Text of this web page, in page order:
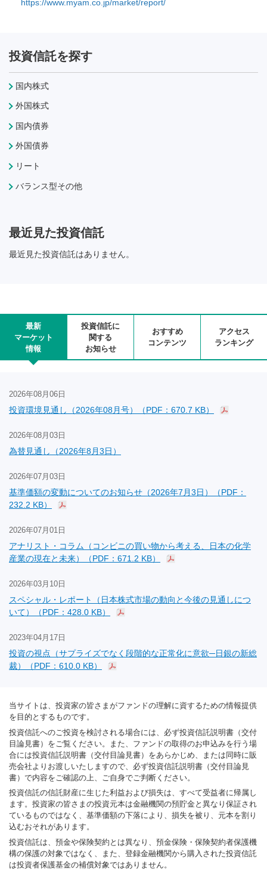
https://www.myam.co.jp/market/report/
投資信託を探す
国内株式
外国株式
国内債券
外国債券
リート
バランス型その他
最近見た投資信託
最近見た投資信託はありません。
最新
マーケット
情報
投資信託に
関する
お知らせ
おすすめ
コンテンツ
アクセス
ランキング
2026年08月06日
投資環境見通し（2026年08月号）（PDF：670.7 KB）
2026年08月03日
為替見通し（2026年8月3日）
2026年07月03日
基準価額の変動についてのお知らせ（2026年7月3日）（PDF：
232.2 KB）
2026年07月01日
アナリスト・コラム（コンビニの買い物から考える、日本の化学
産業の現在と未来）（PDF：671.2 KB）
2026年03月10日
スペシャル・レポート（日本株式市場の動向と今後の見通しにつ
いて）（PDF：428.0 KB）
2023年04月17日
投資の視点（サプライズでなく段階的な正常化に意欲─日銀の新総
裁）（PDF：610.0 KB）
当サイトは、投資家の皆さまがファンドの理解に資するための情報提供
を目的とするものです。
投資信託へのご投資を検討される場合には、必ず投資信託説明書（交付
目論見書）をご覧ください。また、ファンドの取得のお申込みを行う場
合には投資信託説明書（交付目論見書）をあらかじめ、または同時に販
売会社よりお渡しいたしますので、必ず投資信託説明書（交付目論見
書）で内容をご確認の上、ご自身でご判断ください。
投資信託の信託財産に生じた利益および損失は、すべて受益者に帰属し
ます。投資家の皆さまの投資元本は金融機関の預貯金と異なり保証され
ているものではなく、基準価額の下落により、損失を被り、元本を割り
込むおそれがあります。
投資信託は、預金や保険契約とは異なり、預金保険・保険契約者保護機
構の保護の対象ではなく、また、登録金融機関から購入された投資信託
は投資者保護基金の補償対象ではありません。